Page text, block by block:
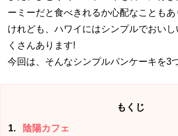
ーミーだと食べきれるか心配なこともあ
けれども、ハワイにはシンプルでおい
くさんあります!
今回は、そんなシンプルパンケーキを3
もくじ
1 陰陽カフェ